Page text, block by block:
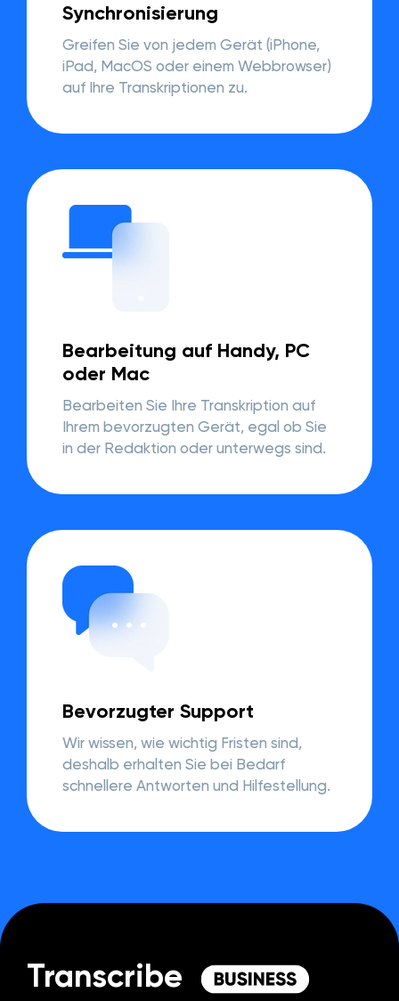
Synchronisierung
Greifen Sie von jedem Gerät (iPhone,
iPad, MacOS oder einem Webbrowser)
auf Ihre Transkriptionen zu.
Bearbeitung auf Handy, PC
oder Mac
Bearbeiten Sie Ihre Transkription auf
Ihrem bevorzugten Gerät, egal ob Sie
in der Redaktion oder unterwegs sind.
Bevorzugter Support
Wir wissen, wie wichtig Fristen sind,
deshalb erhalten Sie bei Bedarf
schnellere Antworten und Hilfestellung.
Transcribe